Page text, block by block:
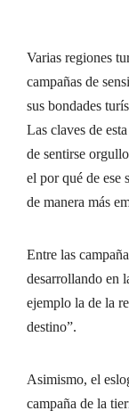
Varias regiones
campañas de
sus bondades
Las claves de
de sentirse
el por qué de ese
de manera más
Entre las
desarrollando en
ejemplo la de la
destino”.
Asimismo, el
campaña de la